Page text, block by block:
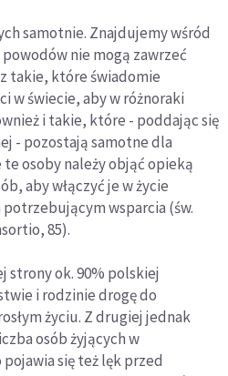
samotnie. Znajdujemy wśród
nie mogą zawrzeć
takie, które świadomie
w świecie, aby w różnoraki
i takie, które - poddając się
- pozostają samotne dla
te osoby należy objąć opieką
aby włączyć je w życie
potrzebującym wsparcia (św.
85).
strony ok. 90% polskiej
i rodzinie drogę do
życiu. Z drugiej jednak
osób żyjących w
się też lęk przed